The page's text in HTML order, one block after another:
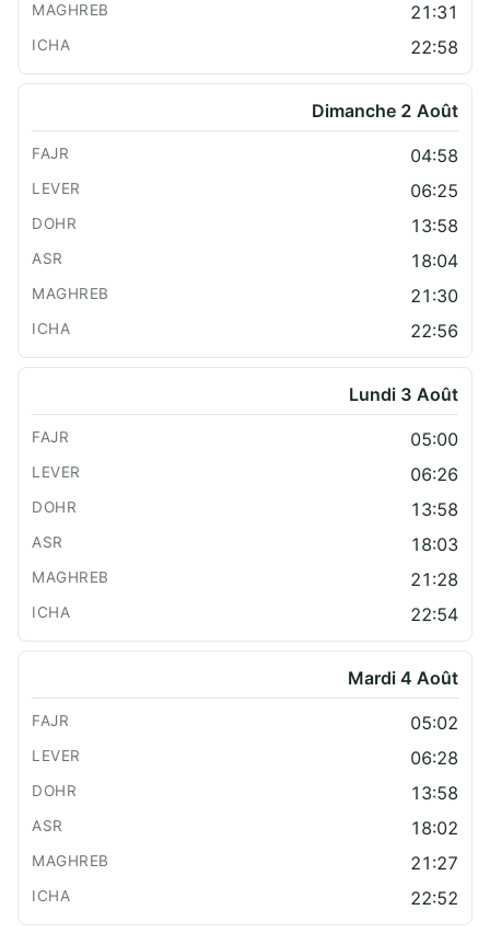
21:31
22:58
Dimanche 2 Août
04:58
06:25
13:58
18:04
21:30
22:56
Lundi 3 Août
05:00
06:26
13:58
18:03
21:28
22:54
Mardi 4 Août
05:02
06:28
13:58
18:02
21:27
22:52